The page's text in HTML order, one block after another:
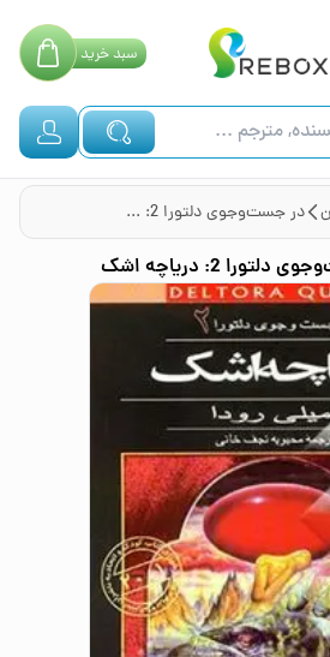
سبدخرید
در جست‌وجوی دلتورا 2: دریاچه اشک
2: دریاچه اشک